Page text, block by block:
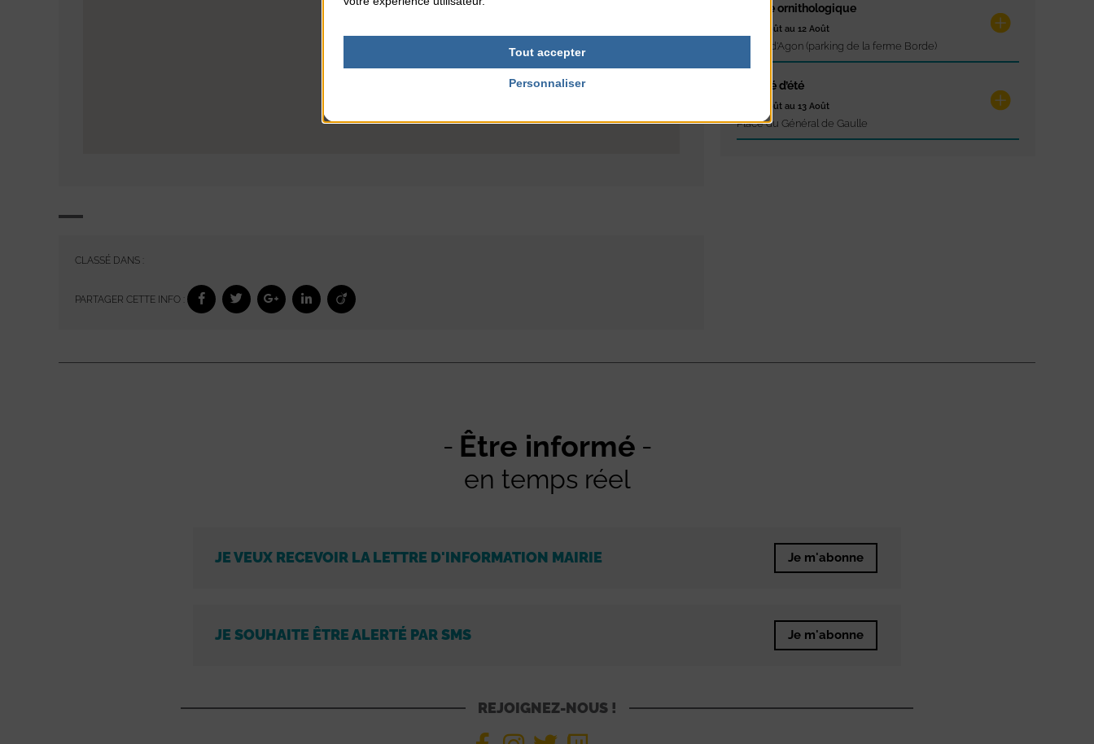
CLASSÉ DANS :
PARTAGER CETTE INFO :
Balade ornithologique
du 12 Août au 12 Août
Pointe d'Agon (parking de la ferme Borde)
Marché d’été
du 13 Août au 13 Août
Place du Général de Gaulle
Être informé
en temps réel
JE VEUX RECEVOIR LA LETTRE D'INFORMATION MAIRIE Je m'abonne
JE SOUHAITE ÊTRE ALERTÉ PAR SMS Je m'abonne
REJOIGNEZ-NOUS !
Tout accepter
Personnaliser